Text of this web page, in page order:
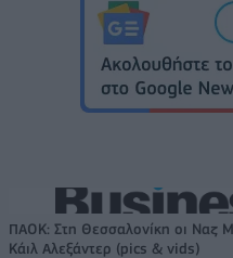
ΠΑΟΚ: Στη Θεσσαλονίκη οι Ναζ
Κάιλ Αλεξάντερ (pics & vids)